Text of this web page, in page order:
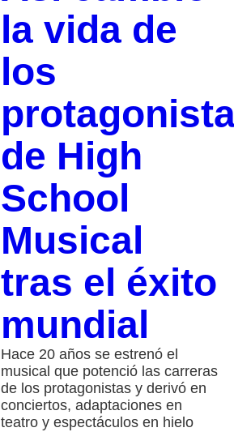
la vida de
los
de High
School
Musical
tras el éxito
mundial
Hace 20 años se estrenó el
musical que potenció las carreras
de los protagonistas y derivó en
conciertos, adaptaciones en
teatro y espectáculos en hielo